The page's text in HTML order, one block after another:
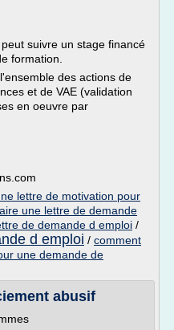
suivre un stage financé
formation.
des actions de
et de VAE (validation
en oeuvre par
lettre de motivation pour
une lettre de demande
de demande d emploi /
d emploi / comment
une demande de
abusif